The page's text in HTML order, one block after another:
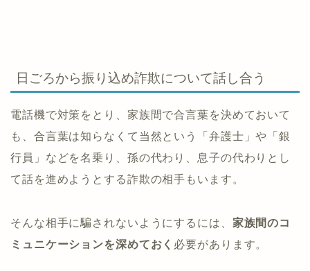
日ごろから振り込め詐欺について話し合う
電話機で対策をとり、家族間で合言葉を決めておいて
も、合言葉は知らなくて当然という「弁護士」や「銀
行員」などを名乗り、孫の代わり、息子の代わりとし
て話を進めようとする詐欺の相手もいます。
そんな相手に騙されないようにするには、 家族間のコ
ミュニケーションを深めておく 必要があります。